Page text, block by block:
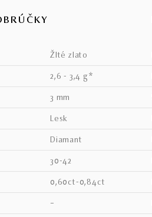
žlté zlato
2,6 - 3,4 g*
3 mm
lesk
diamant
30-42
0,60ct-0,84ct
–